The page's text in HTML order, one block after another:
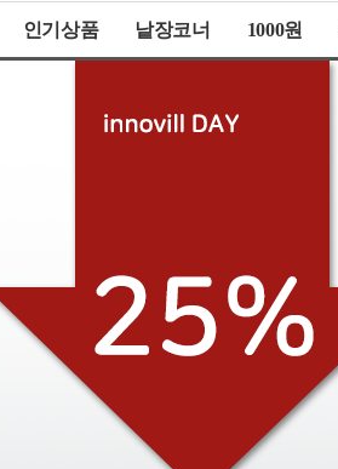
인기상품 낱장코너 1000원